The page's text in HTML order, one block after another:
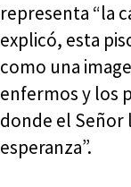
representa “la
explicó, esta
como una
enfermos y los
donde el Señor
esperanza”.